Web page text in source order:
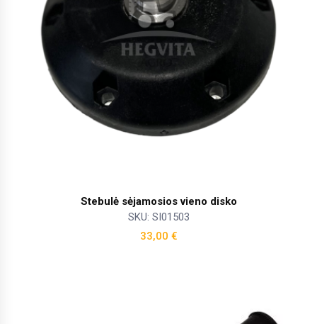
Stebulė sėjamosios vieno disko
SKU: SI01503
33,00 €